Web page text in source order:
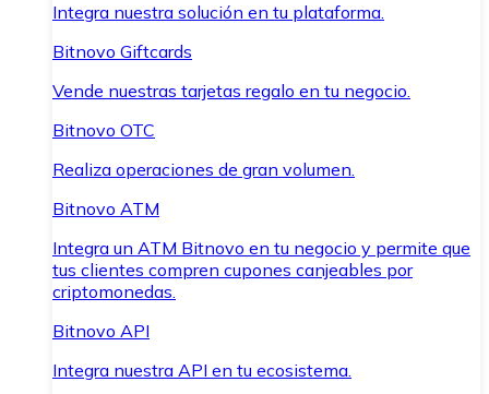
Integra nuestra solución en tu plataforma.
Bitnovo Giftcards
Vende nuestras tarjetas regalo en tu negocio.
Bitnovo OTC
Realiza operaciones de gran volumen.
Bitnovo ATM
Integra un ATM Bitnovo en tu negocio y permite que
tus clientes compren cupones canjeables por
criptomonedas.
Bitnovo API
Integra nuestra API en tu ecosistema.